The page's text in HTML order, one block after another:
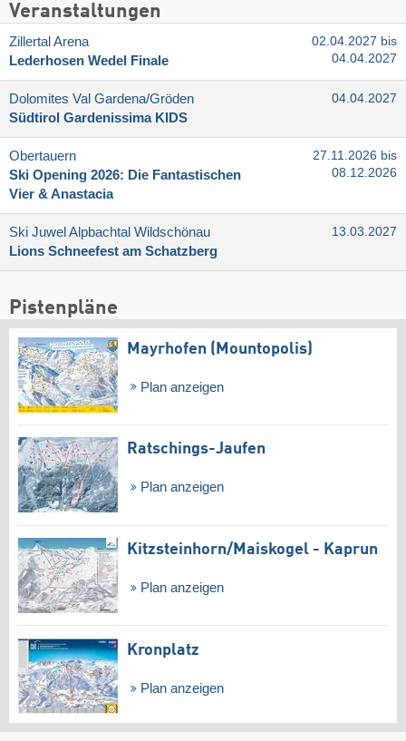
Veranstaltungen
Zillertal Arena
Lederhosen Wedel Finale
02.04.2027 bis
04.04.2027
Dolomites Val Gardena/​Gröden
Südtirol Gardenissima KIDS
04.04.2027
Obertauern
Ski Opening 2026: Die Fantastischen
Vier & Anastacia
27.11.2026 bis
08.12.2026
Ski Juwel Alpbachtal Wildschönau
Lions Schneefest am Schatzberg
13.03.2027
Pistenpläne
Mayrhofen (Mountopolis)
Plan anzeigen
Ratschings-Jaufen
Plan anzeigen
Kitzsteinhorn/​Maiskogel - Kaprun
Plan anzeigen
Kronplatz
Plan anzeigen